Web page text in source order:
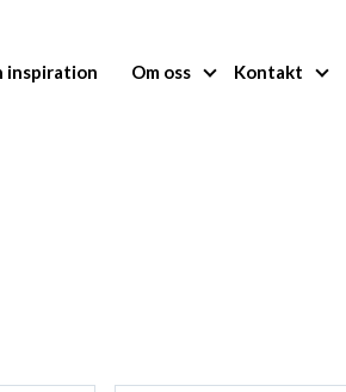
inspiration Om oss Kontakt